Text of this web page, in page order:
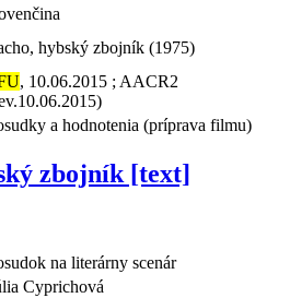
hybský zbojník (1975)
, 10.06.2015 ; AACR2
a hodnotenia (príprava filmu)
zbojník [text]
na literárny scenár
Cyprichová